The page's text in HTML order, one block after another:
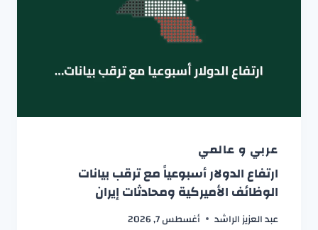
عربي و عالمي
ارتفاع الدولار أسبوعياً مع ترقب بيانات
الوظائف الأميركية ومحادثات إيران
عبد العزيز الراشد أغسطس 7, 2026